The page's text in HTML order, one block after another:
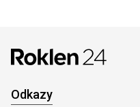
Odkazy